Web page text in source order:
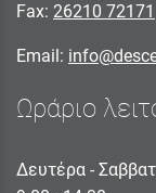
Fax: 26210 72171
Email:
Ωράριο
Δευτέρα -